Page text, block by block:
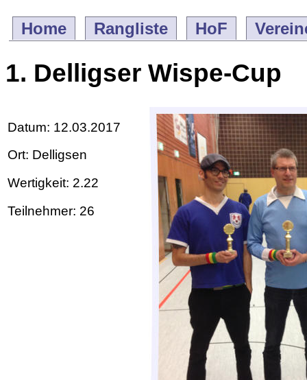
Home Rangliste HoF
1. Delligser Wispe-Cup
Datum: 12.03.2017
Ort: Delligsen
Wertigkeit: 2.22
Teilnehmer: 26